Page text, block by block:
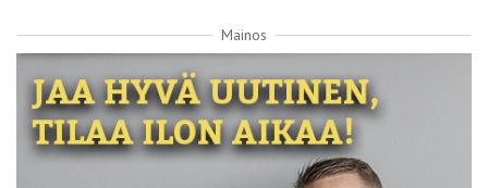
Mainos